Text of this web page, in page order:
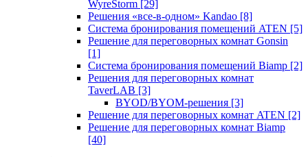
WyreStorm [29]
Решения «все-в-одном» Kandao [8]
Система бронирования помещений ATEN [5]
Решение для переговорных комнат Gonsin
[1]
Система бронирования помещений Biamp [2]
Решения для переговорных комнат
TaverLAB [3]
BYOD/BYOM-решения [3]
Решение для переговорных комнат ATEN [2]
Решение для переговорных комнат Biamp
[40]